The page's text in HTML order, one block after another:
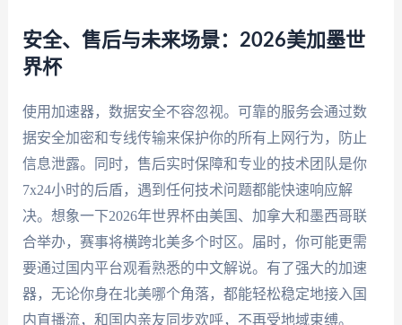
安全、售后与未来场景：2026美加墨世
界杯
使用加速器，数据安全不容忽视。可靠的服务会通过数
据安全加密和专线传输来保护你的所有上网行为，防止
信息泄露。同时，售后实时保障和专业的技术团队是你
7x24小时的后盾，遇到任何技术问题都能快速响应解
决。想象一下2026年世界杯由美国、加拿大和墨西哥联
合举办，赛事将横跨北美多个时区。届时，你可能更需
要通过国内平台观看熟悉的中文解说。有了强大的加速
器，无论你身在北美哪个角落，都能轻松稳定地接入国
内直播流，和国内亲友同步欢呼，不再受地域束缚。